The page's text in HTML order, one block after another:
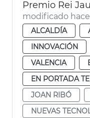
modificado
ALCALDÍA
INNOVACIÓN
VALENCIA
EN PORTADA
JOAN RIBÓ
NUEVAS